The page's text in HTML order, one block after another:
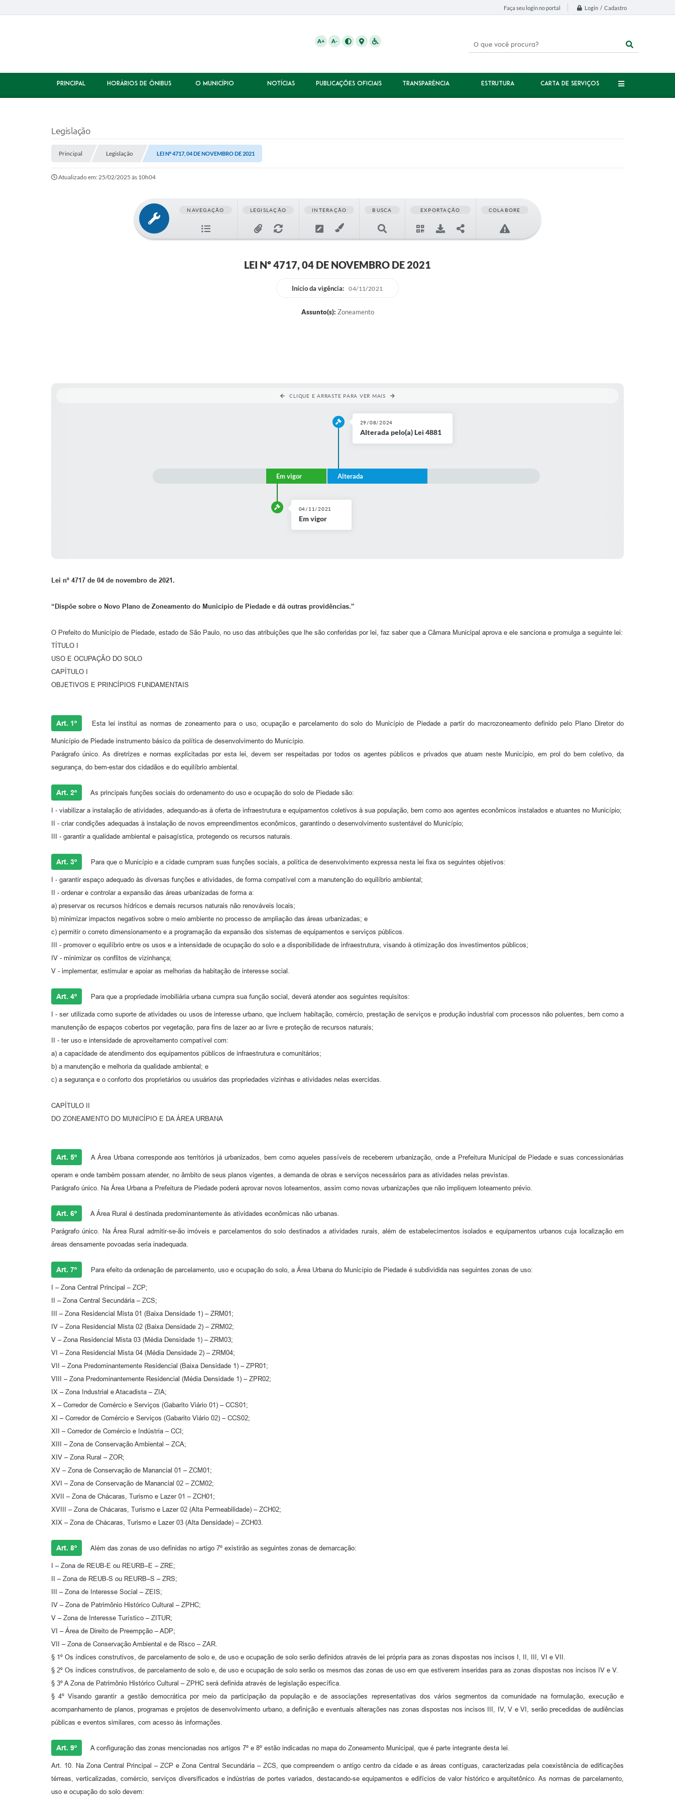
Faça seu login no portal Login / Cadastro
A+ A-
PRINCIPAL HORÁRIOS DE ÔNIBUS O MUNICÍPIO NOTÍCIAS PUBLICAÇÕES OFICIAIS TRANSPARÊNCIA ESTRUTURA CARTA DE SERVIÇOS
Legislação
Principal Legislação LEI Nº 4717, 04 DE NOVEMBRO DE 2021
Atualizado em: 25/02/2025 às 10h04
NAVEGAÇÃO LEGISLAÇÃO INTERAÇÃO BUSCA EXPORTAÇÃO COLABORE
LEI Nº 4717, 04 DE NOVEMBRO DE 2021
Início da vigência: 04/11/2021
Assunto(s): Zoneamento
CLIQUE E ARRASTE PARA VER MAIS
Em vigor
04/11/2021
Em vigor
Alterada
29/08/2024
Alterada pelo(a) Lei 4881
Lei nº 4717 de 04 de novembro de 2021.
“Dispõe sobre o Novo Plano de Zoneamento do Município de Piedade e dá outras providências.”
O Prefeito do Município de Piedade, estado de São Paulo, no uso das atribuições que lhe são conferidas por lei, faz saber que a Câmara Municipal aprova e ele sanciona e promulga a seguinte lei:
TÍTULO I
USO E OCUPAÇÃO DO SOLO
CAPÍTULO I
OBJETIVOS E PRINCÍPIOS FUNDAMENTAIS
Art. 1º Esta lei institui as normas de zoneamento para o uso, ocupação e parcelamento do solo do Município de Piedade a partir do macrozoneamento definido pelo Plano Diretor do
Município de Piedade instrumento básico da política de desenvolvimento do Município.
Parágrafo único. As diretrizes e normas explicitadas por esta lei, devem ser respeitadas por todos os agentes públicos e privados que atuam neste Município, em prol do bem coletivo, da
segurança, do bem-estar dos cidadãos e do equilíbrio ambiental.
Art. 2º As principais funções sociais do ordenamento do uso e ocupação do solo de Piedade são:
I - viabilizar a instalação de atividades, adequando-as à oferta de infraestrutura e equipamentos coletivos à sua população, bem como aos agentes econômicos instalados e atuantes no Município;
II - criar condições adequadas à instalação de novos empreendimentos econômicos, garantindo o desenvolvimento sustentável do Município;
III - garantir a qualidade ambiental e paisagística, protegendo os recursos naturais.
Art. 3º Para que o Município e a cidade cumpram suas funções sociais, a política de desenvolvimento expressa nesta lei fixa os seguintes objetivos:
I - garantir espaço adequado às diversas funções e atividades, de forma compatível com a manutenção do equilíbrio ambiental;
II - ordenar e controlar a expansão das áreas urbanizadas de forma a:
a) preservar os recursos hídricos e demais recursos naturais não renováveis locais;
b) minimizar impactos negativos sobre o meio ambiente no processo de ampliação das áreas urbanizadas; e
c) permitir o correto dimensionamento e a programação da expansão dos sistemas de equipamentos e serviços públicos.
III - promover o equilíbrio entre os usos e a intensidade de ocupação do solo e a disponibilidade de infraestrutura, visando à otimização dos investimentos públicos;
IV - minimizar os conflitos de vizinhança;
V - implementar, estimular e apoiar as melhorias da habitação de interesse social.
Art. 4º Para que a propriedade imobiliária urbana cumpra sua função social, deverá atender aos seguintes requisitos:
I - ser utilizada como suporte de atividades ou usos de interesse urbano, que incluem habitação, comércio, prestação de serviços e produção industrial com processos não poluentes, bem como a
manutenção de espaços cobertos por vegetação, para fins de lazer ao ar livre e proteção de recursos naturais;
II - ter uso e intensidade de aproveitamento compatível com:
a) a capacidade de atendimento dos equipamentos públicos de infraestrutura e comunitários;
b) a manutenção e melhoria da qualidade ambiental; e
c) a segurança e o conforto dos proprietários ou usuários das propriedades vizinhas e atividades nelas exercidas.
CAPÍTULO II
DO ZONEAMENTO DO MUNICÍPIO E DA ÁREA URBANA
Art. 5º A Área Urbana corresponde aos territórios já urbanizados, bem como aqueles passíveis de receberem urbanização, onde a Prefeitura Municipal de Piedade e suas concessionárias
operam e onde também possam atender, no âmbito de seus planos vigentes, a demanda de obras e serviços necessários para as atividades nelas previstas.
Parágrafo único. Na Área Urbana a Prefeitura de Piedade poderá aprovar novos loteamentos, assim como novas urbanizações que não impliquem loteamento prévio.
Art. 6º A Área Rural é destinada predominantemente às atividades econômicas não urbanas.
Parágrafo único. Na Área Rural admitir-se-ão imóveis e parcelamentos do solo destinados a atividades rurais, além de estabelecimentos isolados e equipamentos urbanos cuja localização em
áreas densamente povoadas seria inadequada.
Art. 7º Para efeito da ordenação de parcelamento, uso e ocupação do solo, a Área Urbana do Município de Piedade é subdividida nas seguintes zonas de uso:
I – Zona Central Principal – ZCP;
II – Zona Central Secundária – ZCS;
III – Zona Residencial Mista 01 (Baixa Densidade 1) – ZRM01;
IV – Zona Residencial Mista 02 (Baixa Densidade 2) – ZRM02;
V – Zona Residencial Mista 03 (Média Densidade 1) – ZRM03;
VI – Zona Residencial Mista 04 (Média Densidade 2) – ZRM04;
VII – Zona Predominantemente Residencial (Baixa Densidade 1) – ZPR01;
VIII – Zona Predominantemente Residencial (Média Densidade 1) – ZPR02;
IX – Zona Industrial e Atacadista – ZIA;
X – Corredor de Comércio e Serviços (Gabarito Viário 01) – CCS01;
XI – Corredor de Comércio e Serviços (Gabarito Viário 02) – CCS02;
XII – Corredor de Comércio e Indústria – CCI;
XIII – Zona de Conservação Ambiental – ZCA;
XIV – Zona Rural – ZOR;
XV – Zona de Conservação de Manancial 01 – ZCM01;
XVI – Zona de Conservação de Manancial 02 – ZCM02;
XVII – Zona de Chácaras, Turismo e Lazer 01 – ZCH01;
XVIII – Zona de Chácaras, Turismo e Lazer 02 (Alta Permeabilidade) – ZCH02;
XIX – Zona de Chácaras, Turismo e Lazer 03 (Alta Densidade) – ZCH03.
Art. 8º Além das zonas de uso definidas no artigo 7º existirão as seguintes zonas de demarcação:
I – Zona de REUB-E ou REURB–E – ZRE;
II – Zona de REUB-S ou REURB–S – ZRS;
III – Zona de Interesse Social – ZEIS;
IV – Zona de Patrimônio Histórico Cultural – ZPHC;
V – Zona de Interesse Turístico – ZITUR;
VI – Área de Direito de Preempção – ADP;
VII – Zona de Conservação Ambiental e de Risco – ZAR.
§ 1º Os índices construtivos, de parcelamento de solo e, de uso e ocupação de solo serão definidos através de lei própria para as zonas dispostas nos incisos I, II, III, VI e VII.
§ 2º Os índices construtivos, de parcelamento de solo e, de uso e ocupação de solo serão os mesmos das zonas de uso em que estiverem inseridas para as zonas dispostas nos incisos IV e V.
§ 3º A Zona de Patrimônio Histórico Cultural – ZPHC será definida através de legislação específica.
§ 4º Visando garantir a gestão democrática por meio da participação da população e de associações representativas dos vários segmentos da comunidade na formulação, execução e
acompanhamento de planos, programas e projetos de desenvolvimento urbano, a definição e eventuais alterações nas zonas dispostas nos incisos III, IV, V e VI, serão precedidas de audiências
públicas e eventos similares, com acesso às informações.
Art. 9º A configuração das zonas mencionadas nos artigos 7º e 8º estão indicadas no mapa do Zoneamento Municipal, que é parte integrante desta lei.
Art. 10. Na Zona Central Principal – ZCP e Zona Central Secundária – ZCS, que compreendem o antigo centro da cidade e as áreas contíguas, caracterizadas pela coexistência de edificações
térreas, verticalizadas, comércio, serviços diversificados e indústrias de portes variados, destacando-se equipamentos e edifícios de valor histórico e arquitetônico. As normas de parcelamento,
uso e ocupação do solo devem: